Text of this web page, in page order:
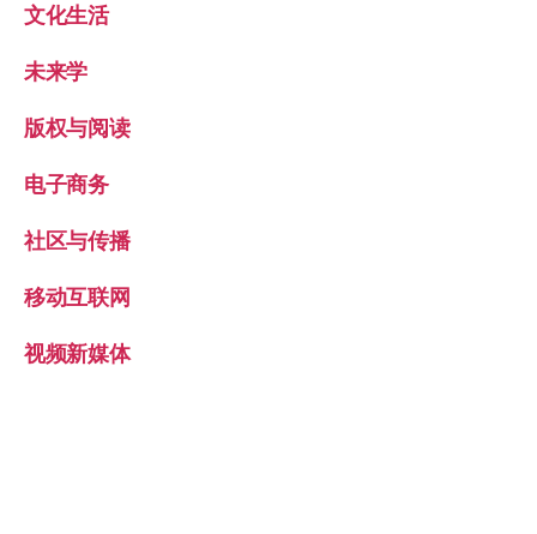
文化生活
未来学
版权与阅读
电子商务
社区与传播
移动互联网
视频新媒体